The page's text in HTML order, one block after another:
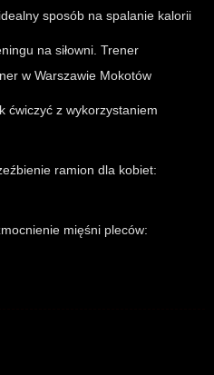
sposób na spalanie kalorii
na siłowni. Trener
w Warszawie Mokotów
ćwiczyć z wykorzystaniem
ramion dla kobiet:
mięśni pleców: